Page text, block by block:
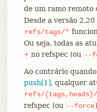
de um ramo remoto
Desde a versão
refs/tags/*
Ou seja, todas as
+ no refspec (ou --
Ao contrário
push[1], qualquer
refs/
refspec (ou --force